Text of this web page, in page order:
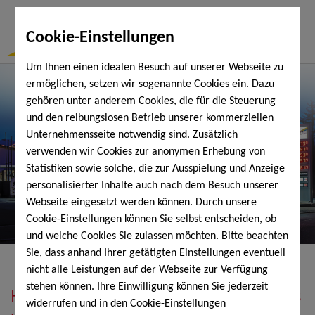
Cookie-Einstellungen
Um Ihnen einen idealen Besuch auf unserer Webseite zu
ermöglichen, setzen wir sogenannte Cookies ein. Dazu
gehören unter anderem Cookies, die für die Steuerung
und den reibungslosen Betrieb unserer kommerziellen
Unternehmensseite notwendig sind. Zusätzlich
verwenden wir Cookies zur anonymen Erhebung von
Statistiken sowie solche, die zur Ausspielung und Anzeige
personalisierter Inhalte auch nach dem Besuch unserer
Webseite eingesetzt werden können. Durch unsere
Cookie-Einstellungen können Sie selbst entscheiden, ob
und welche Cookies Sie zulassen möchten. Bitte beachten
Sie, dass anhand Ihrer getätigten Einstellungen eventuell
nicht alle Leistungen auf der Webseite zur Verfügung
stehen können. Ihre Einwilligung können Sie jederzeit
widerrufen und in den Cookie-Einstellungen
Heizöl, Diesel, Schmierstoffe, Holzpellets